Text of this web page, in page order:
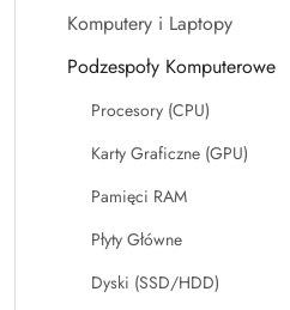
Komputery i Laptopy
Podzespoły Komputerowe
Procesory (CPU)
Karty Graficzne (GPU)
Pamięci RAM
Płyty Główne
Dyski (SSD/HDD)